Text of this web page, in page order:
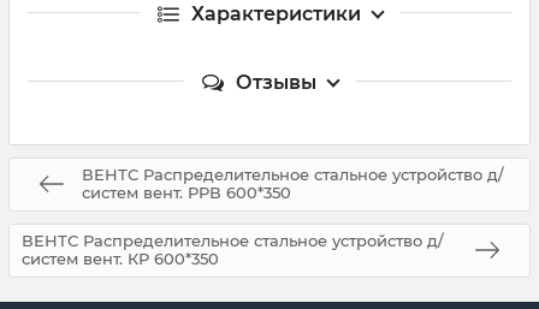
Характеристики
Отзывы
ВЕНТС Распределительное стальное устройство д/
систем вент. РРВ 600*350
ВЕНТС Распределительное стальное устройство д/
систем вент. КР 600*350